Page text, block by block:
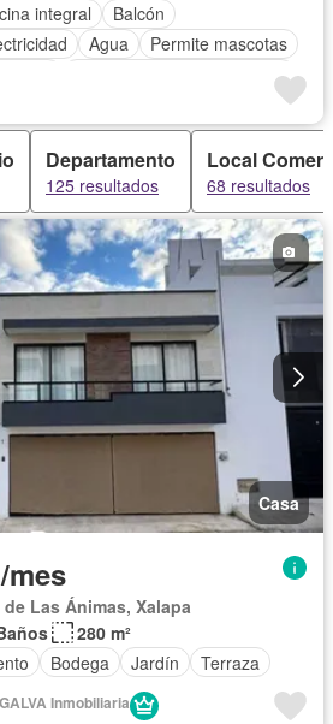
integral
Balcón
Agua
Permite mascotas
Completamente amueblado
Departamento
125 resultados
Local
68 resultados
Casa
mes
Las Ánimas, Xalapa
280 m²
Bodega Jardín Terraza
Inmobiliaria